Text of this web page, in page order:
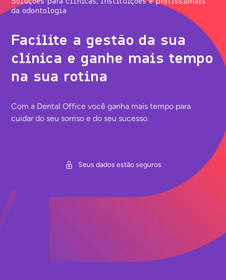
da odontologia
Facilite a gestão da sua
clínica e ganhe mais tempo
na sua rotina
Com a Dental Office você ganha mais tempo para
cuidar do seu sorriso e do seu sucesso.
Seus dados estão seguros